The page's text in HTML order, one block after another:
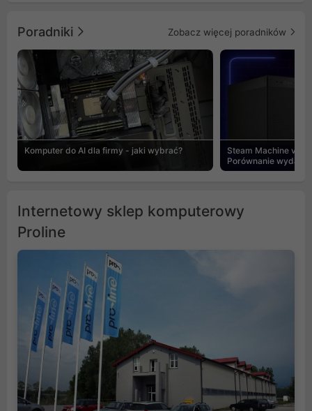
Poradniki Zobacz więcej poradników
Komputer do AI dla firmy - jaki wybrać?
Steam Machine vs
Porównanie
Internetowy sklep komputerowy
Proline